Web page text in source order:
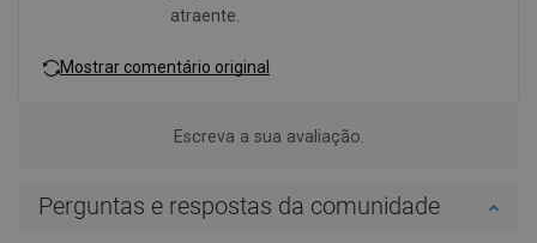
atraente.
Mostrar comentário original
Escreva a sua avaliação.
Perguntas e respostas da comunidade